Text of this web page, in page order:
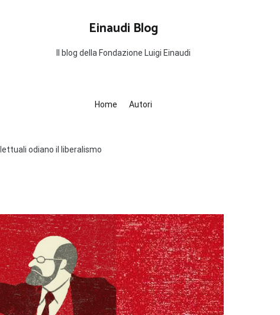
Einaudi Blog
Il blog della Fondazione Luigi Einaudi
Home Autori
odiano il liberalismo